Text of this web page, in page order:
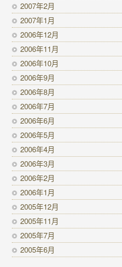
2007年2月
2007年1月
2006年12月
2006年11月
2006年10月
2006年9月
2006年8月
2006年7月
2006年6月
2006年5月
2006年4月
2006年3月
2006年2月
2006年1月
2005年12月
2005年11月
2005年7月
2005年6月